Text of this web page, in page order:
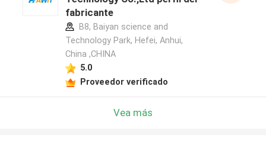
fabricante
B8, Baiyan science and
Technology Park, Hefei, Anhui,
China ,CHINA
5.0
Proveedor verificado
Vea más